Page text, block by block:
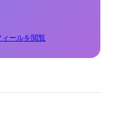
ィールを閲覧